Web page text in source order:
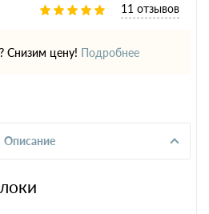
11 отзывов
Снизим цену! Подробнее
Описание